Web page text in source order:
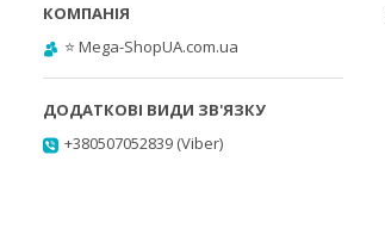
⭐️ Mega-ShopUA.com.ua
+380507052839 (Viber)